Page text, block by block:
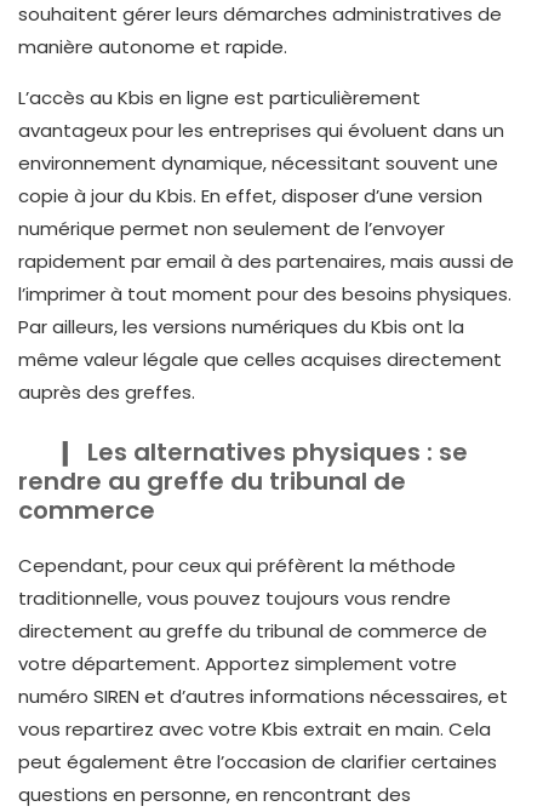
souhaitent gérer leurs démarches administratives de
manière autonome et rapide.
L’accès au Kbis en ligne est particulièrement
avantageux pour les entreprises qui évoluent dans un
environnement dynamique, nécessitant souvent une
copie à jour du Kbis. En effet, disposer d’une version
numérique permet non seulement de l’envoyer
rapidement par email à des partenaires, mais aussi de
l’imprimer à tout moment pour des besoins physiques.
Par ailleurs, les versions numériques du Kbis ont la
même valeur légale que celles acquises directement
auprès des greffes.
Les alternatives physiques : se
rendre au greffe du tribunal de
commerce
Cependant, pour ceux qui préfèrent la méthode
traditionnelle, vous pouvez toujours vous rendre
directement au greffe du tribunal de commerce de
votre département. Apportez simplement votre
numéro SIREN et d’autres informations nécessaires, et
vous repartirez avec votre Kbis extrait en main. Cela
peut également être l’occasion de clarifier certaines
questions en personne, en rencontrant des